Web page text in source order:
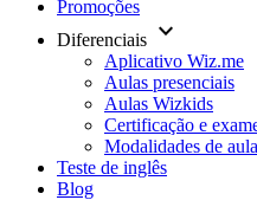
Promoções
Diferenciais keyboard_arrow_down
Aplicativo Wiz.me
Aulas presenciais
Aulas Wizkids
Certificação e
Modalidades de aula
Teste de inglês
Blog